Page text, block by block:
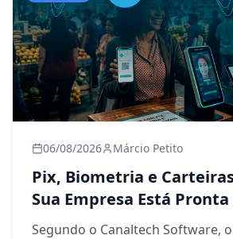
06/08/2026 Márcio Petito
Pix, Biometria e
Sua Empresa Está Pronta
pra Trás?
Segundo o Canaltech Software,